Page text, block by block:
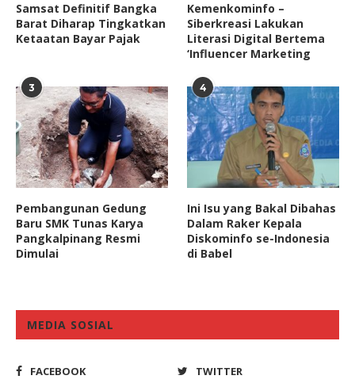
Samsat Definitif Bangka
Barat Diharap Tingkatkan
Ketaatan Bayar Pajak
Kemenkominfo –
Siberkreasi Lakukan
Literasi Digital Bertema
‘Influencer Marketing
3
Pembangunan Gedung
Baru SMK Tunas Karya
Pangkalpinang Resmi
Dimulai
4
Ini Isu yang Bakal Dibahas
Dalam Raker Kepala
Diskominfo se-Indonesia
di Babel
MEDIA SOSIAL
FACEBOOK
TWITTER